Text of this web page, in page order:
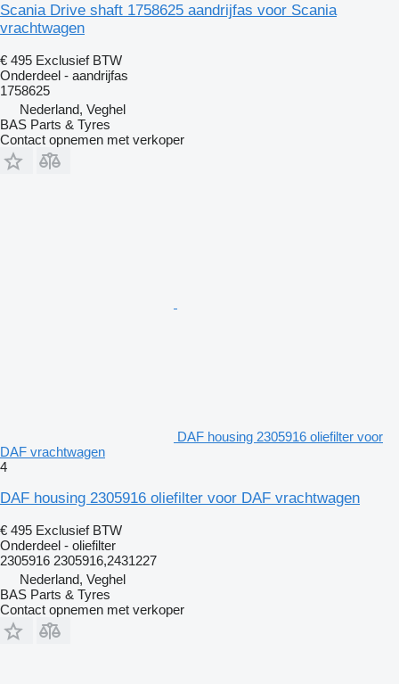
Scania Drive shaft 1758625 aandrijfas voor Scania
vrachtwagen
€ 495 Exclusief BTW
Onderdeel - aandrijfas
1758625
Nederland, Veghel
BAS Parts & Tyres
Contact opnemen met verkoper
DAF housing 2305916 oliefilter voor
DAF vrachtwagen
4
DAF housing 2305916 oliefilter voor DAF vrachtwagen
€ 495 Exclusief BTW
Onderdeel - oliefilter
2305916 2305916,2431227
Nederland, Veghel
BAS Parts & Tyres
Contact opnemen met verkoper